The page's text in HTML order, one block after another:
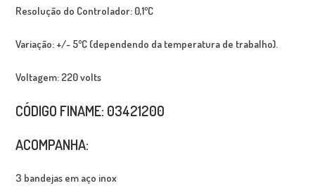
Resolução do Controlador: 0,1ºC
Variação: +/- 5ºC (dependendo da temperatura de trabalho).
Voltagem: 220 volts
CÓDIGO FINAME: 03421200
ACOMPANHA:
3 bandejas em aço inox